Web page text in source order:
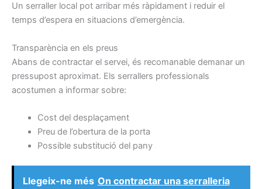
Un serraller local pot arribar més ràpidament i reduir el
temps d’espera en situacions d’emergència.
Transparència en els preus
Abans de contractar el servei, és recomanable demanar un
pressupost aproximat. Els serrallers professionals
acostumen a informar sobre:
Cost del desplaçament
Preu de l’obertura de la porta
Possible substitució del pany
Llegeix-ne més On contractar una serralleria